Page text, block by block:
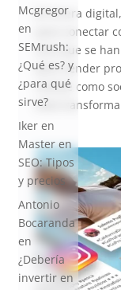
En la era
para conectar
sino que se
para vender
conoce como
está
Mcgregor
en
SEMrush:
¿Qué es? y
¿para qué
sirve?
Iker en
Master en
SEO: Tipos
y precios
Antonio
Bocaranda
en
¿Debería
invertir en